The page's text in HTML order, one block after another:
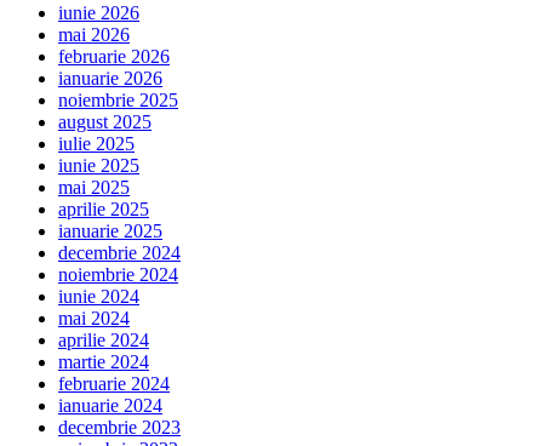
iunie 2026
mai 2026
februarie 2026
ianuarie 2026
noiembrie 2025
august 2025
iulie 2025
iunie 2025
mai 2025
aprilie 2025
ianuarie 2025
decembrie 2024
noiembrie 2024
iunie 2024
mai 2024
aprilie 2024
martie 2024
februarie 2024
ianuarie 2024
decembrie 2023